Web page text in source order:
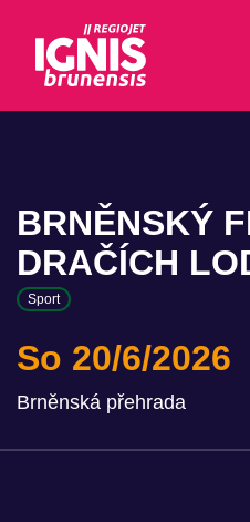
BRNĚNSKÝ
DRAČÍCH
Sport
So 20/6/2026
Brněnská přehrada